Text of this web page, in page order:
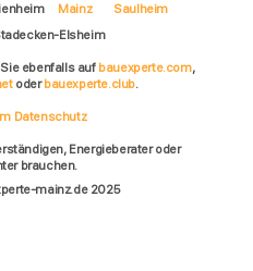
Mainz
Saulheim
Elsheim
ebenfalls auf bauexperte.com,
oderbauexperte.club.
Datenschutz
Energieberater oder
brauchen.
mainz.de 2025